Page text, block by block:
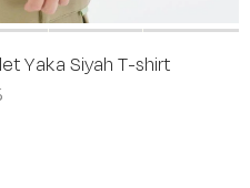
Yaka Siyah T-shirt